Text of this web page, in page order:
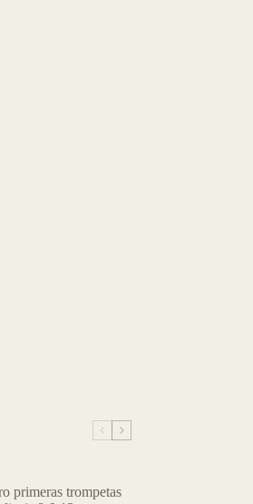
primeras trompetas